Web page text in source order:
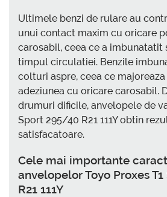
Ultimele benzi de rulare au
unui contact maxim cu oricare
carosabil, ceea ce a imbunatatit
timpul circulatiei. Benzile
colturi aspre, ceea ce
adeziunea cu oricare carosabil.
drumuri dificile, anvelopele de
Sport 295/40 R21 111Y obtin
satisfacatoare.
Cele mai importante
anvelopelor Toyo Proxes
R21 111Y